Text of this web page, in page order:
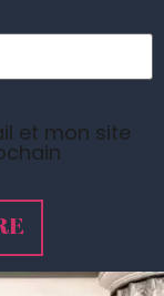
et mon site